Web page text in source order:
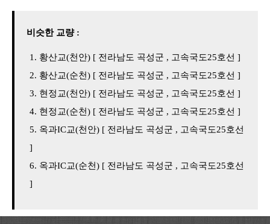
비슷한 교량 :
황산교(천안) [ 전라남도 곡성군 , 고속국도25호선 ]
황산교(순천) [ 전라남도 곡성군 , 고속국도25호선 ]
현정교(천안) [ 전라남도 곡성군 , 고속국도25호선 ]
현정교(순천) [ 전라남도 곡성군 , 고속국도25호선 ]
옥과IC교(천안) [ 전라남도 곡성군 , 고속국도25호선
]
옥과IC교(순천) [ 전라남도 곡성군 , 고속국도25호선
]